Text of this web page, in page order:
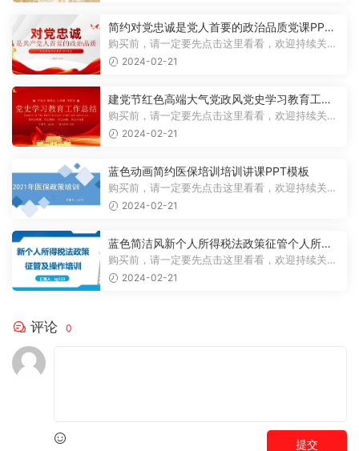
简约对党忠诚是党人首要的政治品质党课PPT
模板
购买前，请一定要先点击这里看看，欢迎持续关
注，精彩模板每天推送预览结束，一共1...
2024-02-21
建党节红色高端大气党政风党史学习教育工作
总结主题PPT模板
购买前，请一定要先点击这里看看，欢迎持续关
注，精彩模板每天推送预览结束，一共2...
2024-02-21
蓝色动画简约医保培训培训讲课PPT模板
购买前，请一定要先点击这里看看，欢迎持续关
注，精彩模板每天推送预览结束，一共3...
2024-02-21
蓝色简洁风新个人所得税法政策征管个人所得
税PPT模板
购买前，请一定要先点击这里看看，欢迎持续关
注，精彩模板每天推送预览结束，一共7...
2024-02-21
评论 0
提交